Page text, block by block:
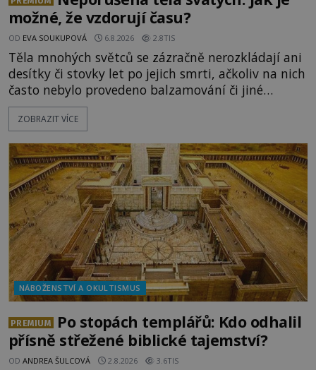
možné, že vzdorují času?
OD EVA SOUKUPOVÁ 6.8.2026 2.8TIS
Těla mnohých světců se zázračně nerozkládají ani
desítky či stovky let po jejich smrti, ačkoliv na nich
často nebylo provedeno balzamování či jiné
pokusy o konzervaci. Neporušené ostatky bývají
považovány za důkaz svatosti zemřelých. Jaké
osobností ochraňují? Na hřbitově u kláštera
Milosrdných
ZOBRAZIT VÍCE
NÁBOŽENSTVÍ A OKULTISMUS
PREMIUM
Po stopách templářů: Kdo odhalil
přísně střežené biblické tajemství?
OD ANDREA ŠULCOVÁ 2.8.2026 3.6TIS